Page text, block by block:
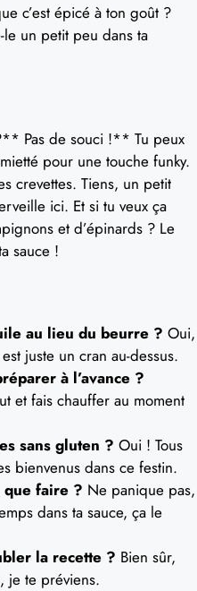
c’est épicé à ton goût ?
le un petit peu dans ta
Pas de souci !** Tu peux
pour une touche funky.
crevettes. Tiens, un petit
ici. Et si tu veux ça
et d’épinards ? Le
sauce !
au lieu du beurre ? Oui,
juste un cran au-dessus.
à l’avance ?
et fais chauffer au moment
sans gluten ? Oui ! Tous
bienvenus dans ce festin.
que faire ? Ne panique pas,
dans ta sauce, ça le
la recette ? Bien sûr,
je te préviens.